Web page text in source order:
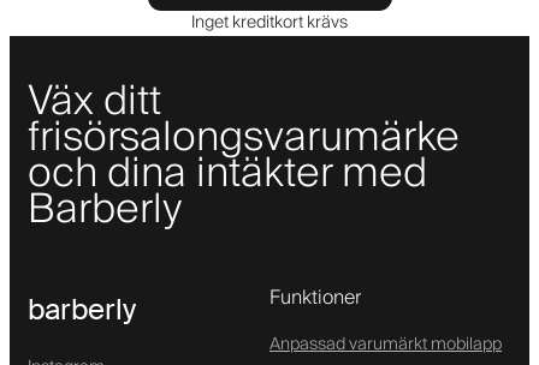
Inget kreditkort krävs
Väx ditt
frisörsalongsvarumärke
och dina intäkter med
Barberly
barberly Funktioner
Anpassad varumärkt mobilapp